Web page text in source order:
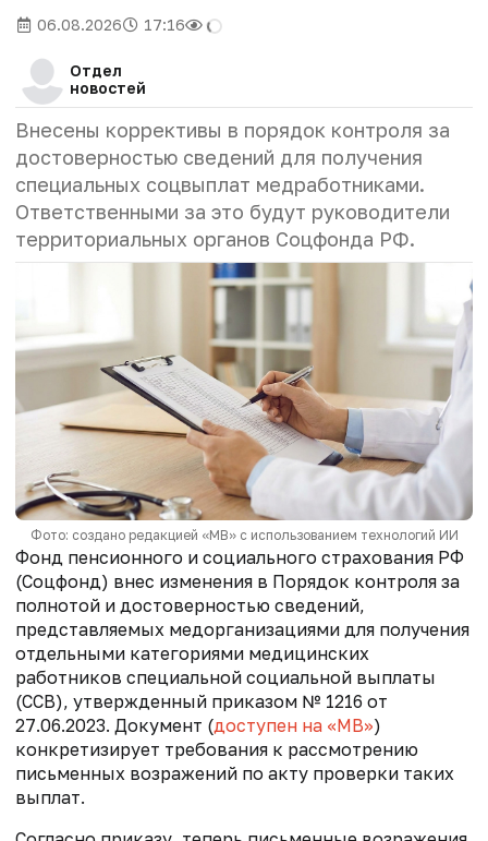
06.08.2026 17:16
Отдел
новостей
Внесены коррективы в порядок контроля за
достоверностью сведений для получения
специальных соцвыплат медработниками.
Ответственными за это будут руководители
территориальных органов Соцфонда РФ.
Фото: создано редакцией «МВ» с использованием технологий ИИ
Фонд пенсионного и социального страхования РФ
(Соцфонд) внес изменения в Порядок контроля за
полнотой и достоверностью сведений,
представляемых медорганизациями для получения
отдельными категориями медицинских
работников специальной социальной выплаты
(ССВ), утвержденный приказом № 1216 от
27.06.2023. Документ (доступен на «МВ»)
конкретизирует требования к рассмотрению
письменных возражений по акту проверки таких
выплат.